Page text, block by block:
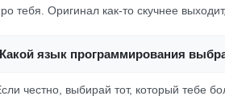
тебя. Оригинал как-то скучнее
Какой язык программирования
честно, выбирай тот, который тебе